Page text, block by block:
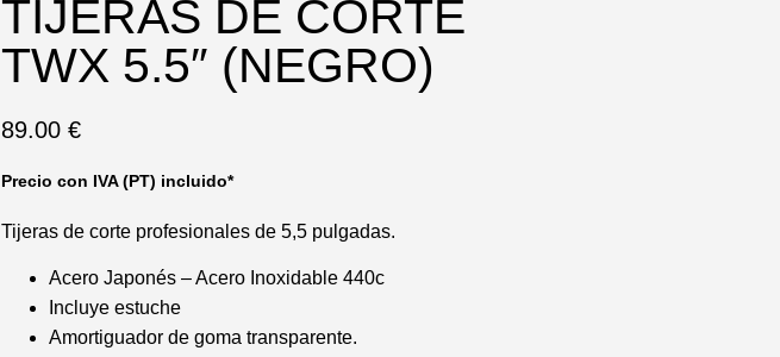
TIJERAS DE CORTE
TWX 5.5″ (NEGRO)
89.00 €
Precio con IVA (PT) incluido*
Tijeras de corte profesionales de 5,5 pulgadas.
Acero Japonés – Acero Inoxidable 440c
Incluye estuche
Amortiguador de goma transparente.